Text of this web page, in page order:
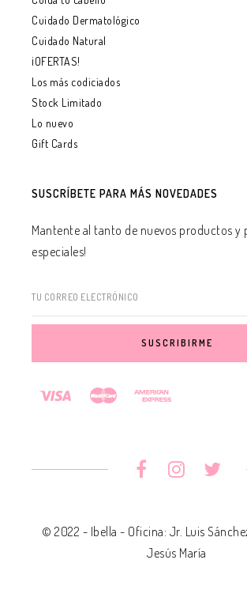
Cuidado Dermatológico
Cuidado Natural
¡OFERTAS!
Los más codiciados
Stock Limitado
Lo nuevo
Gift Cards
SUSCRÍBETE PARA MÁS NOVEDADES
Mantente al tanto de nuevos productos y
especiales!
TU CORREO ELECTRÓNICO
© 2022 - Ibella - Oficina: Jr. Luis
Jesús María